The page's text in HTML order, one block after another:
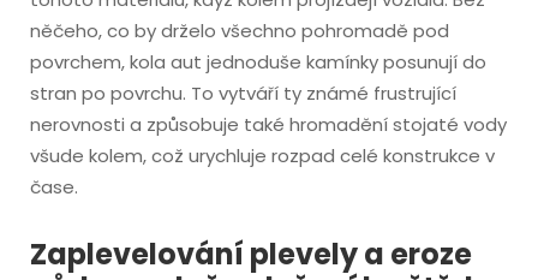
něčeho, co by drželo všechno pohromadě pod
povrchem, kola aut jednoduše kamínky posunují do
stran po povrchu. To vytváří ty známé frustrující
nerovnosti a způsobuje také hromadění stojaté vody
všude kolem, což urychluje rozpad celé konstrukce v
čase.
Zaplevelování plevely a eroze